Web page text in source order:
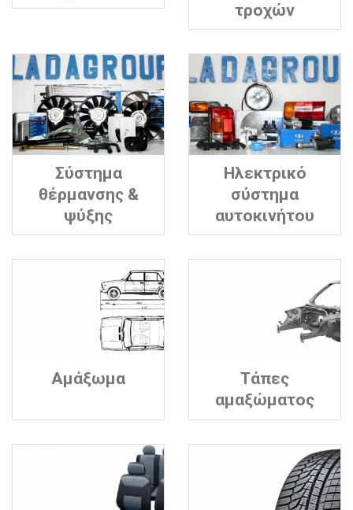
τροχών
Σύστημα
θέρμανσης &
ψύξης
Ηλεκτρικό
σύστημα
αυτοκινήτου
Αμάξωμα
Τάπες
αμαξώματος